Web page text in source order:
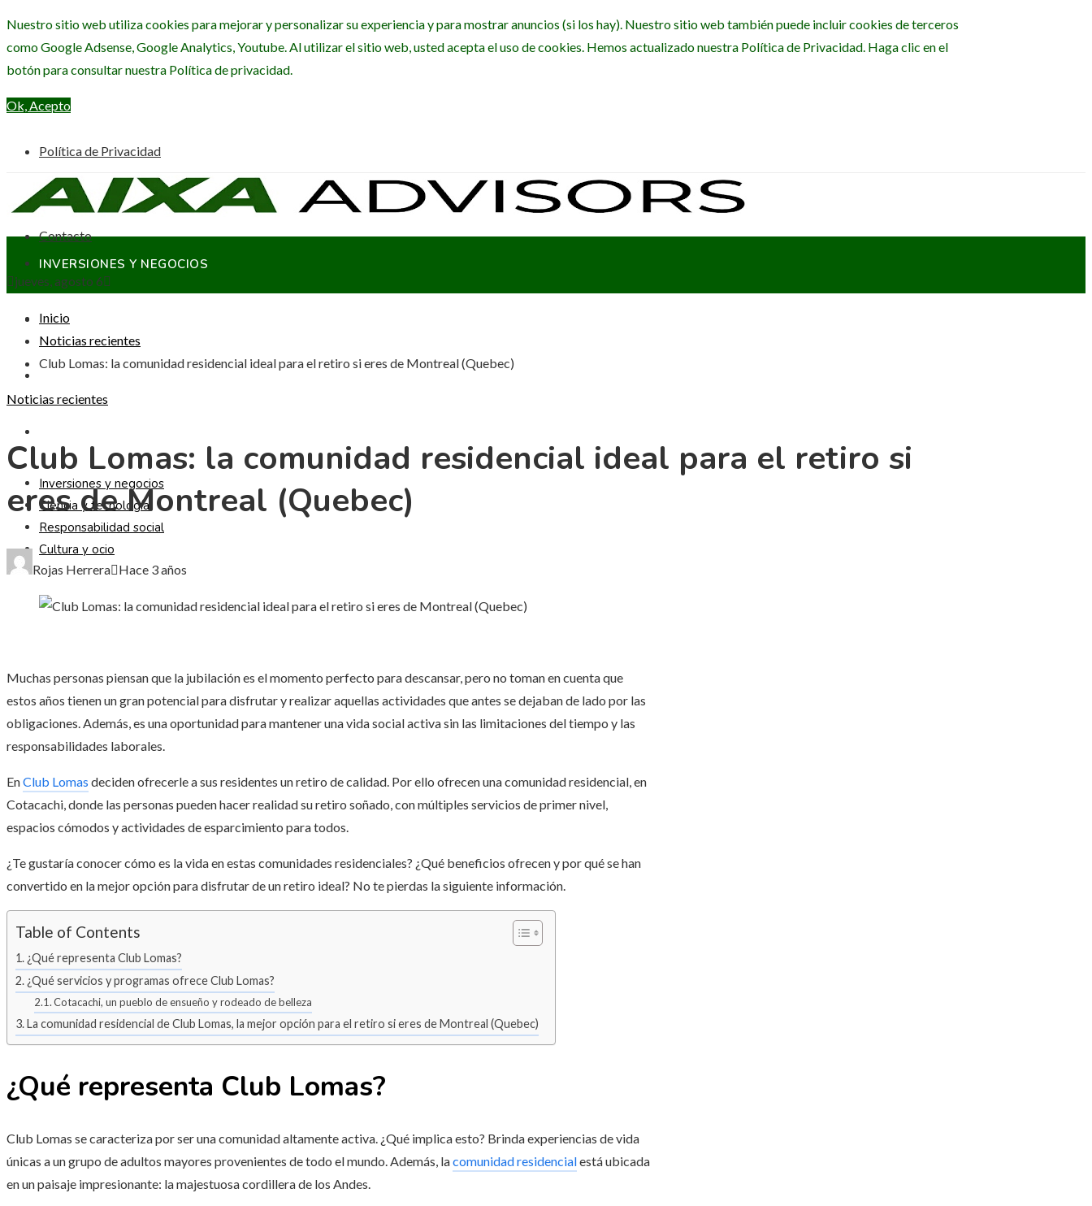
Nuestro sitio web utiliza cookies para mejorar y personalizar su experiencia y para mostrar anuncios (si los hay). Nuestro sitio web también puede incluir cookies de terceros
como Google Adsense, Google Analytics, Youtube. Al utilizar el sitio web, usted acepta el uso de cookies. Hemos actualizado nuestra Política de Privacidad. Haga clic en el
botón para consultar nuestra Política de privacidad.
Ok, Acepto
Política de Privacidad
Quiénes Somos
Contacto
jueves, agosto 6
INVERSIONES Y NEGOCIOS
CIENCIA Y TECNOLOGÍA
Inversiones y negocios
Ciencia y tecnología
Responsabilidad social
Cultura y ocio
Inicio
Noticias recientes
Club Lomas: la comunidad residencial ideal para el retiro si eres de Montreal (Quebec)
Noticias recientes
Club Lomas: la comunidad residencial ideal para el retiro si
eres de Montreal (Quebec)
Rojas Herrera Hace 3 años
Muchas personas piensan que la jubilación es el momento perfecto para descansar, pero no toman en cuenta que
estos años tienen un gran potencial para disfrutar y realizar aquellas actividades que antes se dejaban de lado por las
obligaciones. Además, es una oportunidad para mantener una vida social activa sin las limitaciones del tiempo y las
responsabilidades laborales.
EnClub Lomas deciden ofrecerle a sus residentes un retiro de calidad. Por ello ofrecen una comunidad residencial, en
Cotacachi, donde las personas pueden hacer realidad su retiro soñado, con múltiples servicios de primer nivel,
espacios cómodos y actividades de esparcimiento para todos.
¿Te gustaría conocer cómo es la vida en estas comunidades residenciales? ¿Qué beneficios ofrecen y por qué se han
convertido en la mejor opción para disfrutar de un retiro ideal? No te pierdas la siguiente información.
Table of Contents
¿Qué representa Club Lomas?
¿Qué servicios y programas ofrece Club Lomas?
Cotacachi, un pueblo de ensueño y rodeado de belleza
La comunidad residencial de Club Lomas, la mejor opción para el retiro si eres de Montreal (Quebec)
¿Qué representa Club Lomas?
Club Lomas se caracteriza por ser una comunidad altamente activa. ¿Qué implica esto? Brinda experiencias de vida
únicas a un grupo de adultos mayores provenientes de todo el mundo. Además, lacomunidad residencialestá ubicada
en un paisaje impresionante: la majestuosa cordillera de los Andes.